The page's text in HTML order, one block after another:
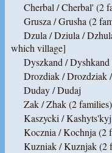
Cherbal / Cherbal' (2
Grusza / Grusha (2
Dzula / Dziula /
which village]
Dyszkand /
Drozdiak / Drozdziak
Duday / Dudaj
Zak / Zhak (2 families)
Kaszycki / Kashyts'kyj
Kocznia / Kochnja (2
Kuzniak / Kuznjak (2